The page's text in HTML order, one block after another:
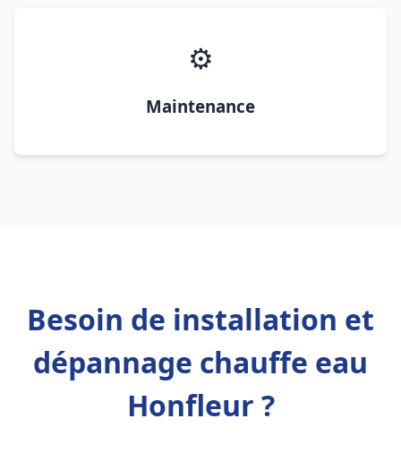
⚙️
Maintenance
Besoin de installation et
dépannage chauffe eau
Honfleur ?